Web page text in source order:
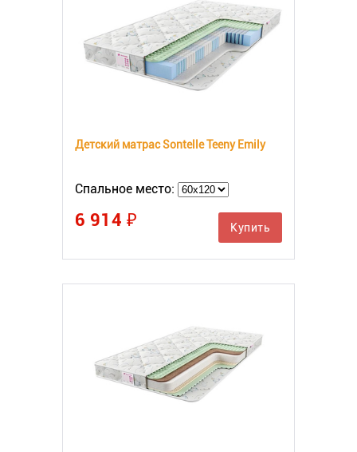
Детский матрас Sontelle Teeny Emily
Спальное место:
6 914 ₽ Купить